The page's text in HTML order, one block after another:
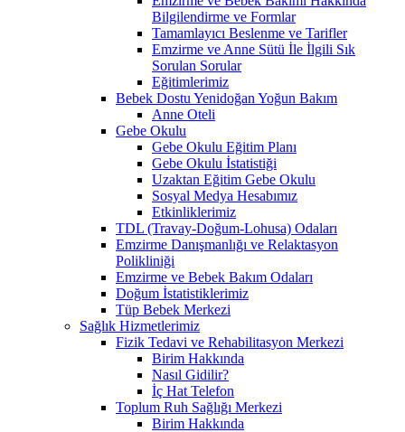
Bilgilendirme ve Formlar
Tamamlayıcı Beslenme ve Tarifler
Emzirme ve Anne Sütü İle İlgili Sık
Sorulan Sorular
Eğitimlerimiz
Bebek Dostu Yenidoğan Yoğun Bakım
Anne Oteli
Gebe Okulu
Gebe Okulu Eğitim Planı
Gebe Okulu İstatistiği
Uzaktan Eğitim Gebe Okulu
Sosyal Medya Hesabımız
Etkinliklerimiz
TDL (Travay-Doğum-Lohusa) Odaları
Emzirme Danışmanlığı ve Relaktasyon
Polikliniği
Emzirme ve Bebek Bakım Odaları
Doğum İstatistiklerimiz
Tüp Bebek Merkezi
Sağlık Hizmetlerimiz
Fizik Tedavi ve Rehabilitasyon Merkezi
Birim Hakkında
Nasıl Gidilir?
İç Hat Telefon
Toplum Ruh Sağlığı Merkezi
Birim Hakkında